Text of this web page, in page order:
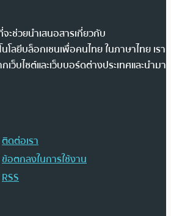
ะช่วยนำเสนอสารเกี่ยวกับ
โลยีบล็อกเชนเพื่อคนไทย ในภาษาไทย เรา
ว็บไซต์และเว็บบอร์ดต่างประเทศและนำมา
ติดต่อเรา
ข้อตกลงในการใช้งาน
RSS